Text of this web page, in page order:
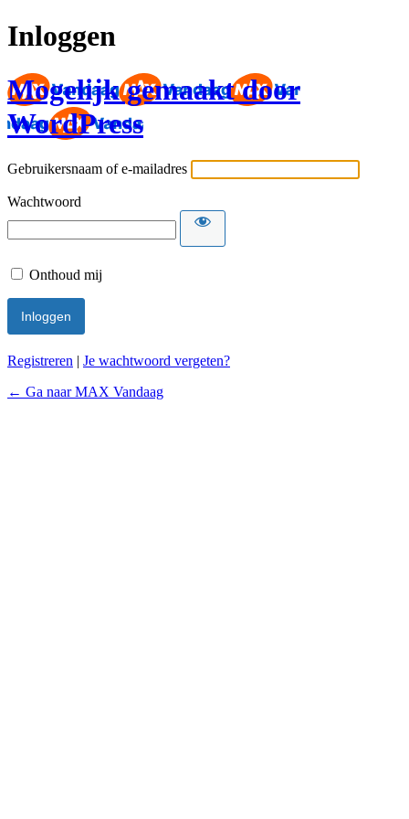
Inloggen
Mogelijk gemaakt door
WordPress
Gebruikersnaam of e-mailadres
Wachtwoord
Onthoud mij
Registreren | Je wachtwoord vergeten?
← Ga naar MAX Vandaag